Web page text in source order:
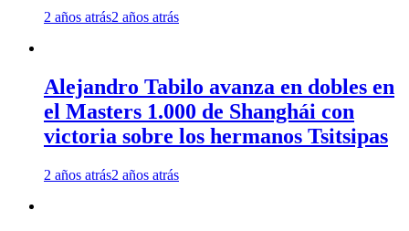
2 años atrás2 años atrás
Alejandro Tabilo avanza en dobles en
el Masters 1.000 de Shanghái con
victoria sobre los hermanos Tsitsipas
2 años atrás2 años atrás